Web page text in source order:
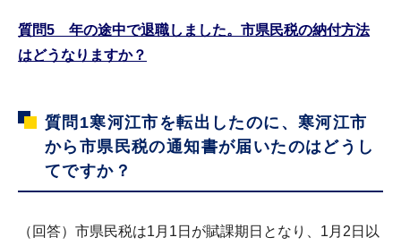
質問5 年の途中で退職しました。市県民税の納付方法
はどうなりますか？
質問1寒河江市を転出したのに、寒河江市
から市県民税の通知書が届いたのはどうし
てですか？
（回答）市県民税は1月1日が賦課期日となり、1月2日以